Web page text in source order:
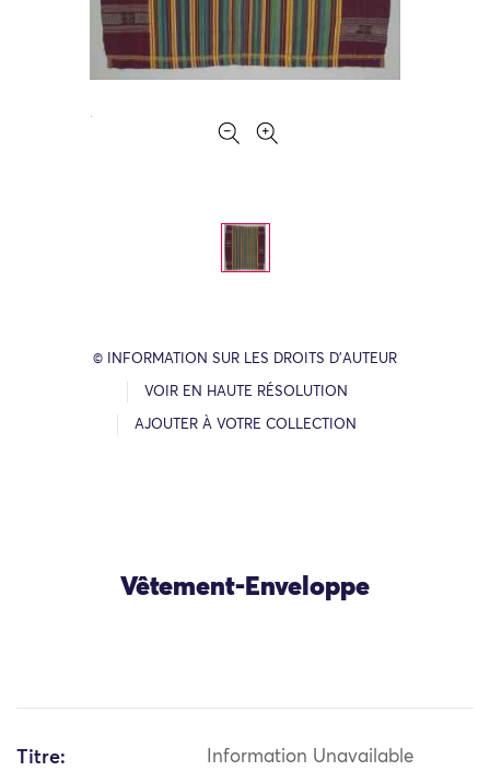
© INFORMATION SUR LES DROITS D’AUTEUR
VOIR EN HAUTE RÉSOLUTION
AJOUTER À VOTRE COLLECTION
Vêtement-Enveloppe
Titre: Information Unavailable